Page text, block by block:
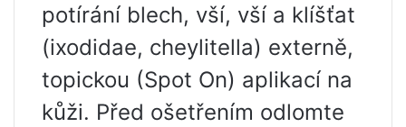
potírání blech, vší, vší a klíšťat
(ixodidae, cheylitella) externě,
topickou (Spot On) aplikací na
kůži. Před ošetřením odlomte